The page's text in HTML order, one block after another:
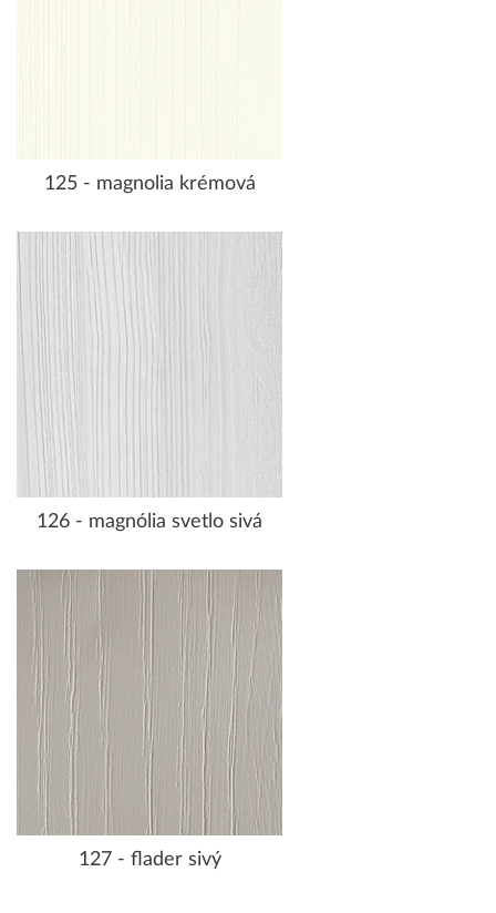
125 - magnolia krémová
126 - magnólia svetlo sivá
127 - flader sivý